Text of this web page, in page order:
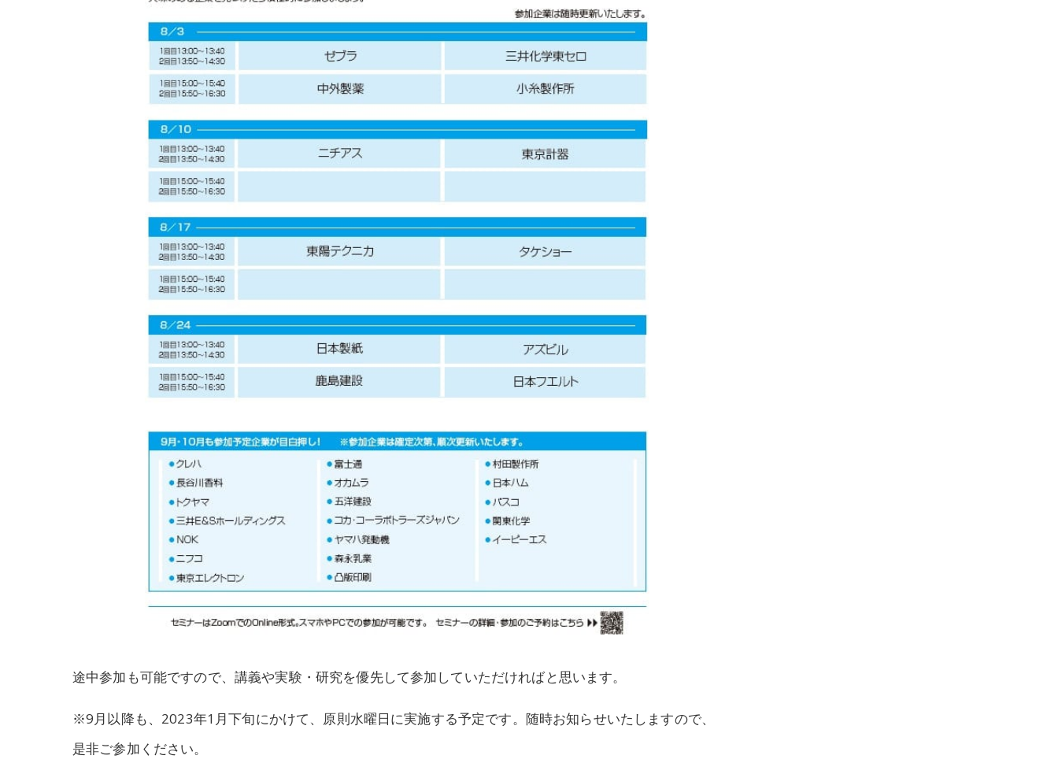
途中参加も可能ですので、講義や実験・研究を優先して参加していただければと思います。
※9月以降も、2023年1月下旬にかけて、原則水曜日に実施する予定です。随時お知らせいたしますので、
是非ご参加ください。